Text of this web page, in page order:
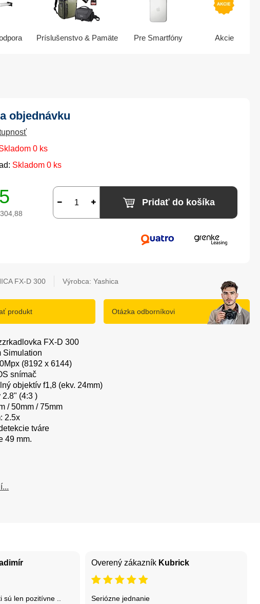
Príslušenstvo & Pamäte Pre Smartfóny Akcie
objednávku
0 ks
Skladom 0 ks
Pridať do košíka
FX-D 300 Výrobca: Yashica
produkt Otázka odborníkovi
FX-D 300
Simulation
(8192 x 6144)
snímač
objektív f1,8 (ekv. 24mm)
2.8" (4:3 )
/ 50mm / 75mm
2.5x
tváre
49 mm.
len pozitívne ..
Overený zákazník Kubrick
Seriózne jednanie